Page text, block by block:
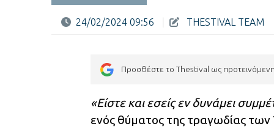
24/02/2024 09:56 THESTIVAL TEAM
Προσθέστε το Thestival ως
«Είστε και εσείς εν δυνάμει
ενός θύματος της τραγωδίας